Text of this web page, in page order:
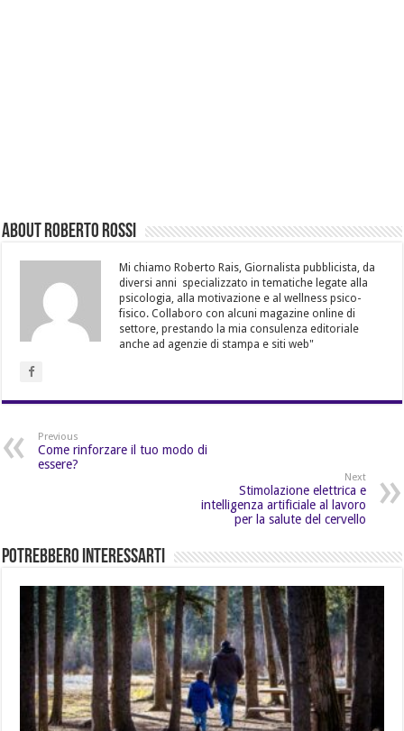
About Roberto Rossi
Mi chiamo Roberto Rais, Giornalista pubblicista, da
diversi anni specializzato in tematiche legate alla
psicologia, alla motivazione e al wellness psico-
fisico. Collaboro con alcuni magazine online di
settore, prestando la mia consulenza editoriale
anche ad agenzie di stampa e siti web"
Previous
Come rinforzare il tuo modo di
essere?
Next
Stimolazione elettrica e
intelligenza artificiale al lavoro
per la salute del cervello
Potrebbero Interessarti